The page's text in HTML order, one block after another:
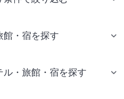
館・宿を探す
・旅館・宿を探す